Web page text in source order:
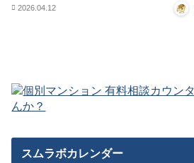
2026.04.12
スムラボカレンダー